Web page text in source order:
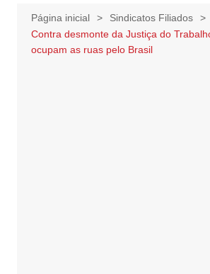
Página inicial
Sindicatos Filiados
Contra desmonte da Justiça do
ocupam as ruas pelo Brasil